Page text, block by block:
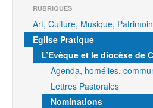
RUBRIQUES
Art, Culture, Musique,
Eglise Pratique
L’Evêque et le diocèse de
Agenda, homélies,
Lettres Pastorales
Nominations